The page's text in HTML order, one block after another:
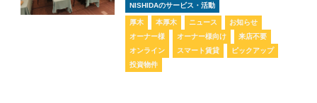
NISHIDAのサービス・活動
厚木 本厚木 ニュース
お知らせ
オーナー様
オーナー様向け
来店不要
オンライン
スマート賃貸
ピックアップ
投資物件